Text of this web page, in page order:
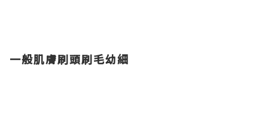
一般肌膚刷頭刷毛幼細